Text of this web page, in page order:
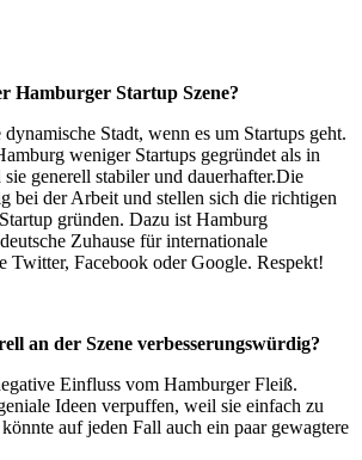
Hamburger Startup Szene?
Stadt, wenn es um Startups geht.
weniger Startups gegründet als in
generell stabiler und dauerhafter.Die
bei der Arbeit und stellen sich die richtigen
gründen. Dazu ist Hamburg
Zuhause für internationale
Twitter, Facebook oder Google. Respekt!
an der Szene verbesserungswürdig?
Einfluss vom Hamburger Fleiß.
Ideen verpuffen, weil sie einfach zu
auf jeden Fall auch ein paar gewagtere